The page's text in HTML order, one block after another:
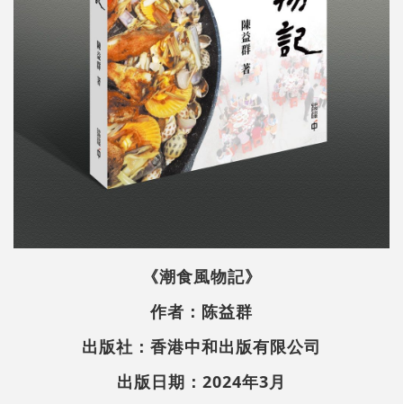
《潮食風物記》
作者：陈益群
出版社：香港中和出版有限公司
出版日期：2024年3月